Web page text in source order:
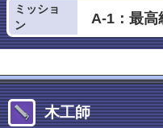
ミッショ
ン
木工師